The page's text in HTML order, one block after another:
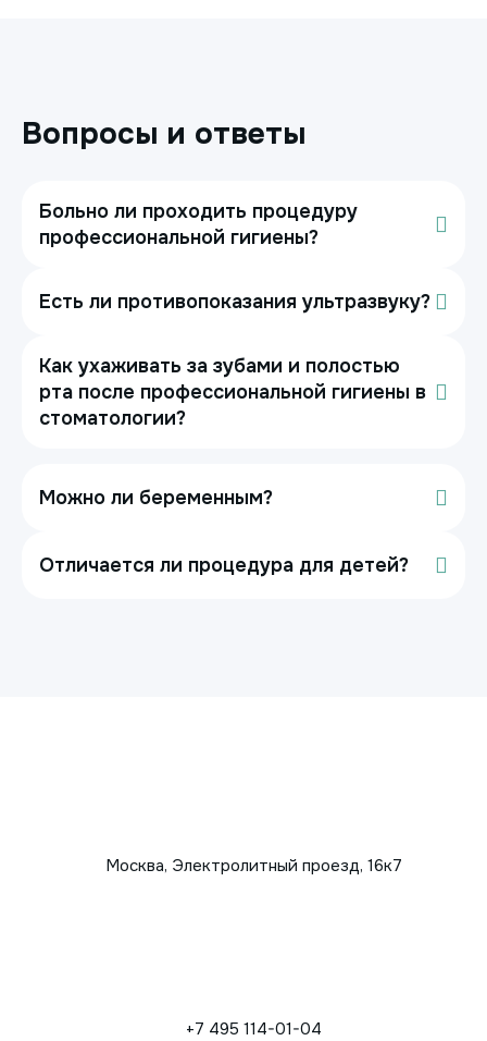
Вопросы и ответы
Больно ли проходить процедуру
профессиональной гигиены?
Есть ли противопоказания ультразвуку?
Как ухаживать за зубами и полостью
рта после профессиональной гигиены в
стоматологии?
Можно ли беременным?
Отличается ли процедура для детей?
Москва, Электролитный проезд, 16к7
+7 495 114-01-04